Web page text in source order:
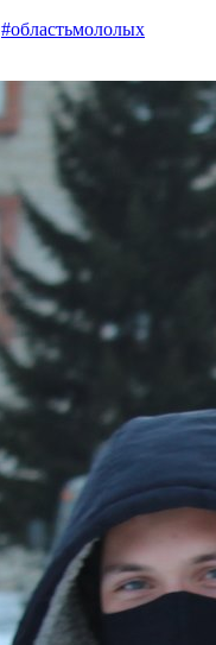
#областьмололых